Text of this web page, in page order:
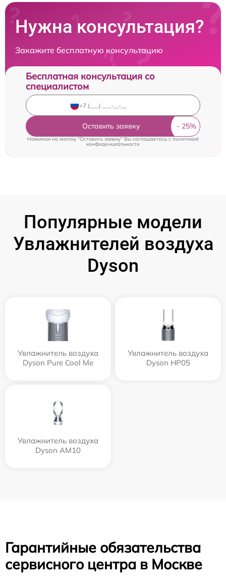
Нужна консультация?
Закажите бесплатную консультацию
Бесплатная консультация со
специалистом
Оставить заявку
Нажимая на кнопку "Оставить заявку" Вы соглашаетесь c политикой
конфиденциальности
Популярные модели
Увлажнителей воздуха
Dyson
Увлажнитель воздуха
Dyson Pure Cool Me
Увлажнитель воздуха
Dyson HP05
Увлажнитель воздуха
Dyson AM10
Гарантийные обязательства
сервисного центра в Москве